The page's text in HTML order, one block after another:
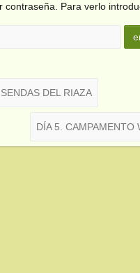
contraseña. Para verlo
DEL RIAZA
DÍA 5. CAMPAMENTO